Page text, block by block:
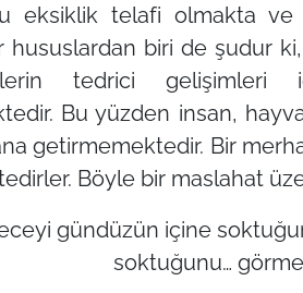
eksiklik telafi olmakta ve
hususlardan biri de şudur
tedrici gelişimleri
Bu yüzden insan,
getirmemektedir. Bir
Böyle bir maslahat
geceyi gündüzün içine
soktuğunu…